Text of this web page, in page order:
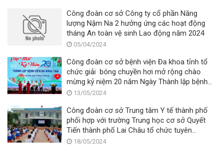
26/3.
Công đoàn cơ sở Công ty cổ phần Năng
lượng Nậm Na 2 hưởng ứng các hoạt động
tháng An toàn vệ sinh Lao động năm 2024
05/04/2024
Công đoàn cơ sở bệnh viện Đa khoa tỉnh tổ
chức giải bóng chuyền hơi mở rộng chào
mừng kỷ niệm 20 năm Ngày Thành lập bệnh
viện đa khoa tỉnh Lai Châu (12/5/2004 –
năm 2024.
13/05/2024
Công đoàn cơ sở Trung tâm Y tế thành phố
phối hợp với trường Trung học cơ sở Quyết
Tiến thành phố Lai Châu tổ chức tuyên
truyền, tư vấn trực tiếp cho học sinh khối lớp
18/05/2024